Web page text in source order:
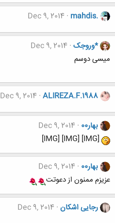
mahdis.
Dec 9, 2014
*وروجک Dec 9, 2014
میسی دوسم
ALIREZA.F.1988
Dec 9, 2014
بهار00
Dec 9, 2014
[IMG] [IMG] [IMG]
بهار00
Dec 9, 2014
عزیزم ممنون از دعوتت
رجایی اشکان Dec 9, 2014